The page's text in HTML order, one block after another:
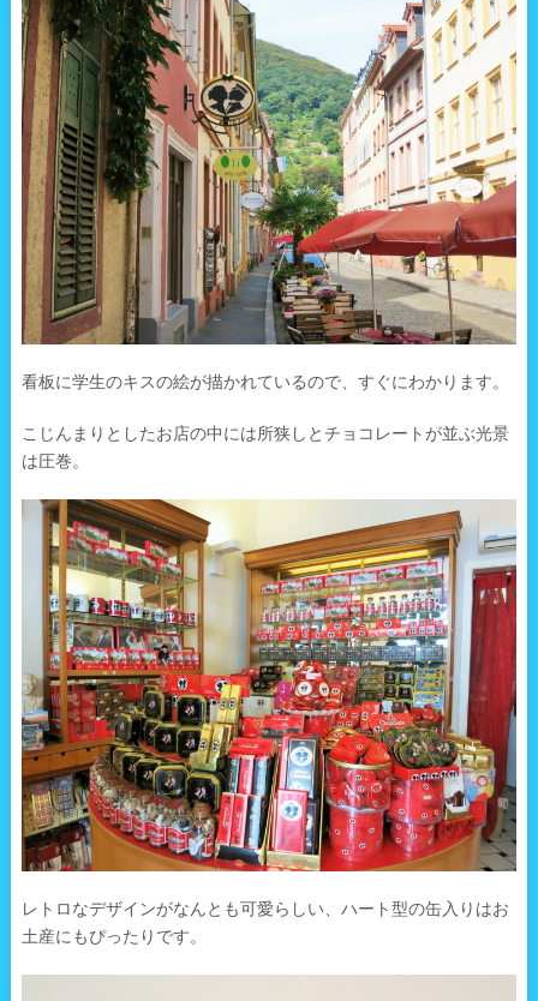
看板に学生のキスの絵が描かれているので、すぐにわかります。
こじんまりとしたお店の中には所狭しとチョコレートが並ぶ光景
は圧巻。
レトロなデザインがなんとも可愛らしい、ハート型の缶入りはお
土産にもぴったりです。